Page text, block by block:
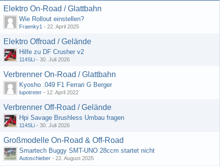
Elektro On-Road / Glattbahn
Wie Rollout einstellen?
Fraenky1 - 22. April 2025
Elektro Offroad / Gelände
Hilfe zu DF Crusher v2
114SLi - 30. Juli 2026
Verbrenner On-Road / Glattbahn
Kyosho .049 F1 Ferrari G Berger
lupotreter - 12. April 2022
Verbrenner Off-Road / Gelände
Hpi Savage Brushless Umbau fragen
114SLi - 30. Juli 2026
Großmodelle On-Road & Off-Road
Smartech Buggy SMT-UNO 28ccm startet nicht
Autoschieber - 22. August 2025